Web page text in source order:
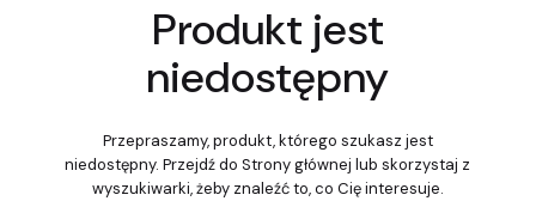
Produkt jest
niedostępny
Przepraszamy, produkt, którego szukasz jest
niedostępny. Przejdź do Strony głównej lub skorzystaj z
wyszukiwarki, żeby znaleźć to, co Cię interesuje.